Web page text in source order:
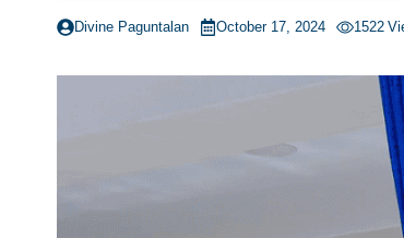
Divine Paguntalan October 17, 2024 1522